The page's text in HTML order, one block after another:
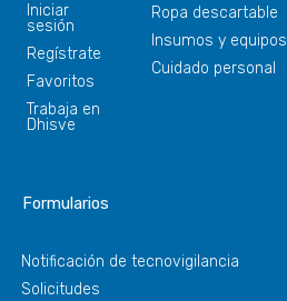
Iniciar
sesión
Regístrate
Favoritos
Trabaja en
Dhisve
Ropa descartable
Insumos y equipos
Cuidado personal
Formularios
Notificación de tecnovigilancia
Solicitudes